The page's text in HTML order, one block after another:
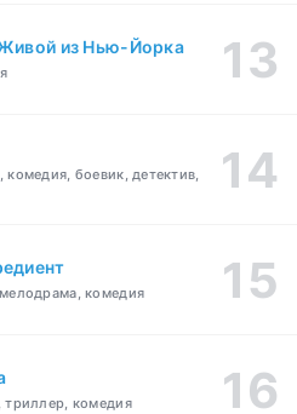
из Нью-Йорка
боевик, детектив,
комедия
комедия